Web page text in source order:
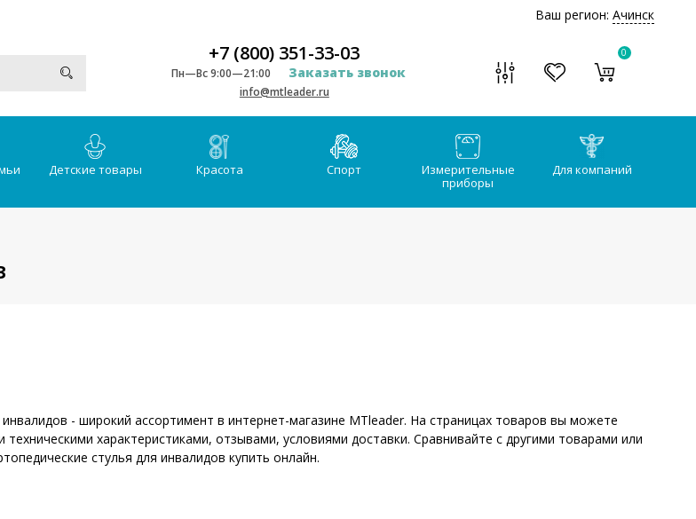
Ваш регион: Ачинск
+7 (800) 351-33-03
Пн—Вс 9:00—21:00 Заказать звонок
info@mtleader.ru
0
Детские товары Красота Спорт
Измерительные
приборы
Для компаний
- широкий ассортимент в интернет-магазине MTleader. На страницах товаров вы можете
характеристиками, отзывами, условиями доставки. Сравнивайте с другими товарами или
стулья для инвалидов купить онлайн.